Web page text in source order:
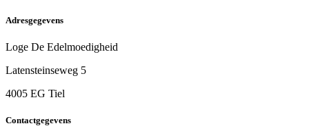
Adresgegevens
Loge De Edelmoedigheid
Latensteinseweg 5
4005 EG Tiel
Contactgegevens